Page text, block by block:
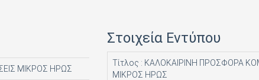
ΜΙΚΡΟΣ ΗΡΩΣ
Στοιχεία Εντύπου
Τίτλος : ΚΑΛΟΚΑΙΡΙΝΗ ΠΡΟΣΦΟΡΑ
ΜΙΚΡΟΣ ΗΡΩΣ